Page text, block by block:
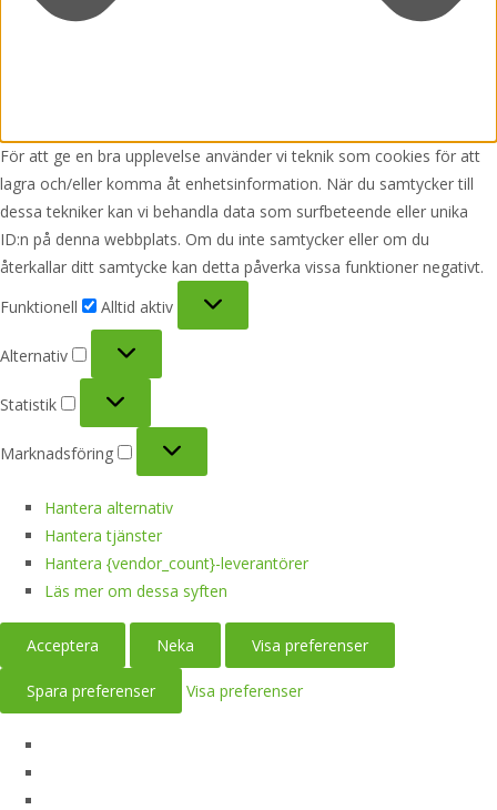
För att ge en bra upplevelse använder vi teknik som cookies för att
lagra och/eller komma åt enhetsinformation. När du samtycker till
dessa tekniker kan vi behandla data som surfbeteende eller unika
ID:n på denna webbplats. Om du inte samtycker eller om du
återkallar ditt samtycke kan detta påverka vissa funktioner negativt.
Funktionell
Alltid aktiv
Alternativ
Statistik
Marknadsföring
Hantera alternativ
Hantera tjänster
Hantera {vendor_count}-leverantörer
Läs mer om dessa syften
Acceptera Neka Visa preferenser
Spara preferenser Visa preferenser